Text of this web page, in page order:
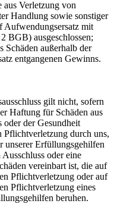
aus Verletzung von
Handlung sowie sonstiger
Aufwendungsersatz mit
BGB) ausgeschlossen;
Schäden außerhalb der
entgangenen Gewinns.
gilt nicht, sofern
Haftung für Schäden aus
oder der Gesundheit
Pflichtverletzung durch uns,
unserer Erfüllungsgehilfen
oder eine
vereinbart ist, die auf
Pflichtverletzung oder auf
Pflichtverletzung eines
beruhen.